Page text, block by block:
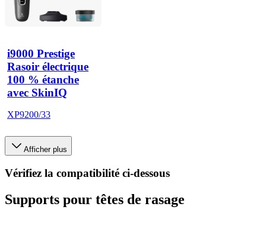
i9000 Prestige
Rasoir électrique
100 % étanche
avec SkinIQ
XP9200/33
Afficher plus
Vérifiez la compatibilité ci-dessous
Supports pour têtes de rasage